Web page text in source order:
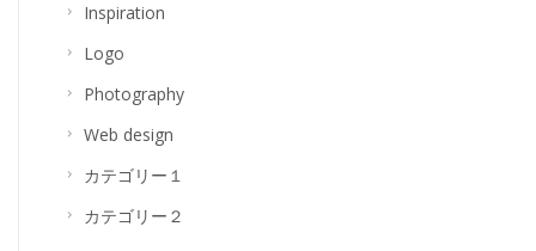
Inspiration
Logo
Photography
Web design
カテゴリー１
カテゴリー２